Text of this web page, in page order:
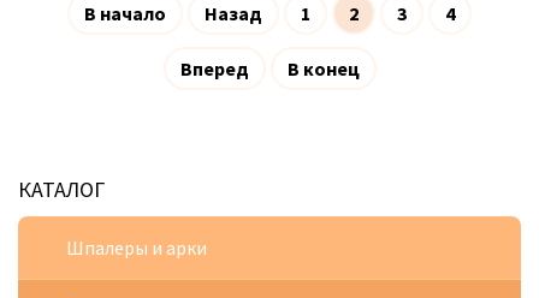
В начало Назад 1 2 3 4
Вперед В конец
КАТАЛОГ
Шпалеры и арки